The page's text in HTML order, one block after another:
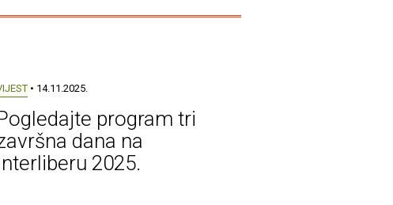
• 14.11.2025.
program tri
dana na
2025.